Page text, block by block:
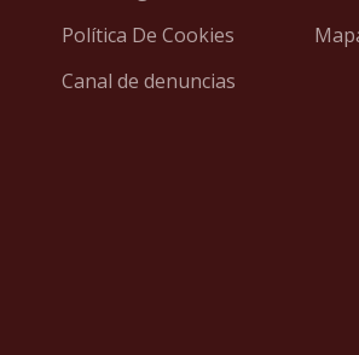
Política De Cookies
Canal de denuncias